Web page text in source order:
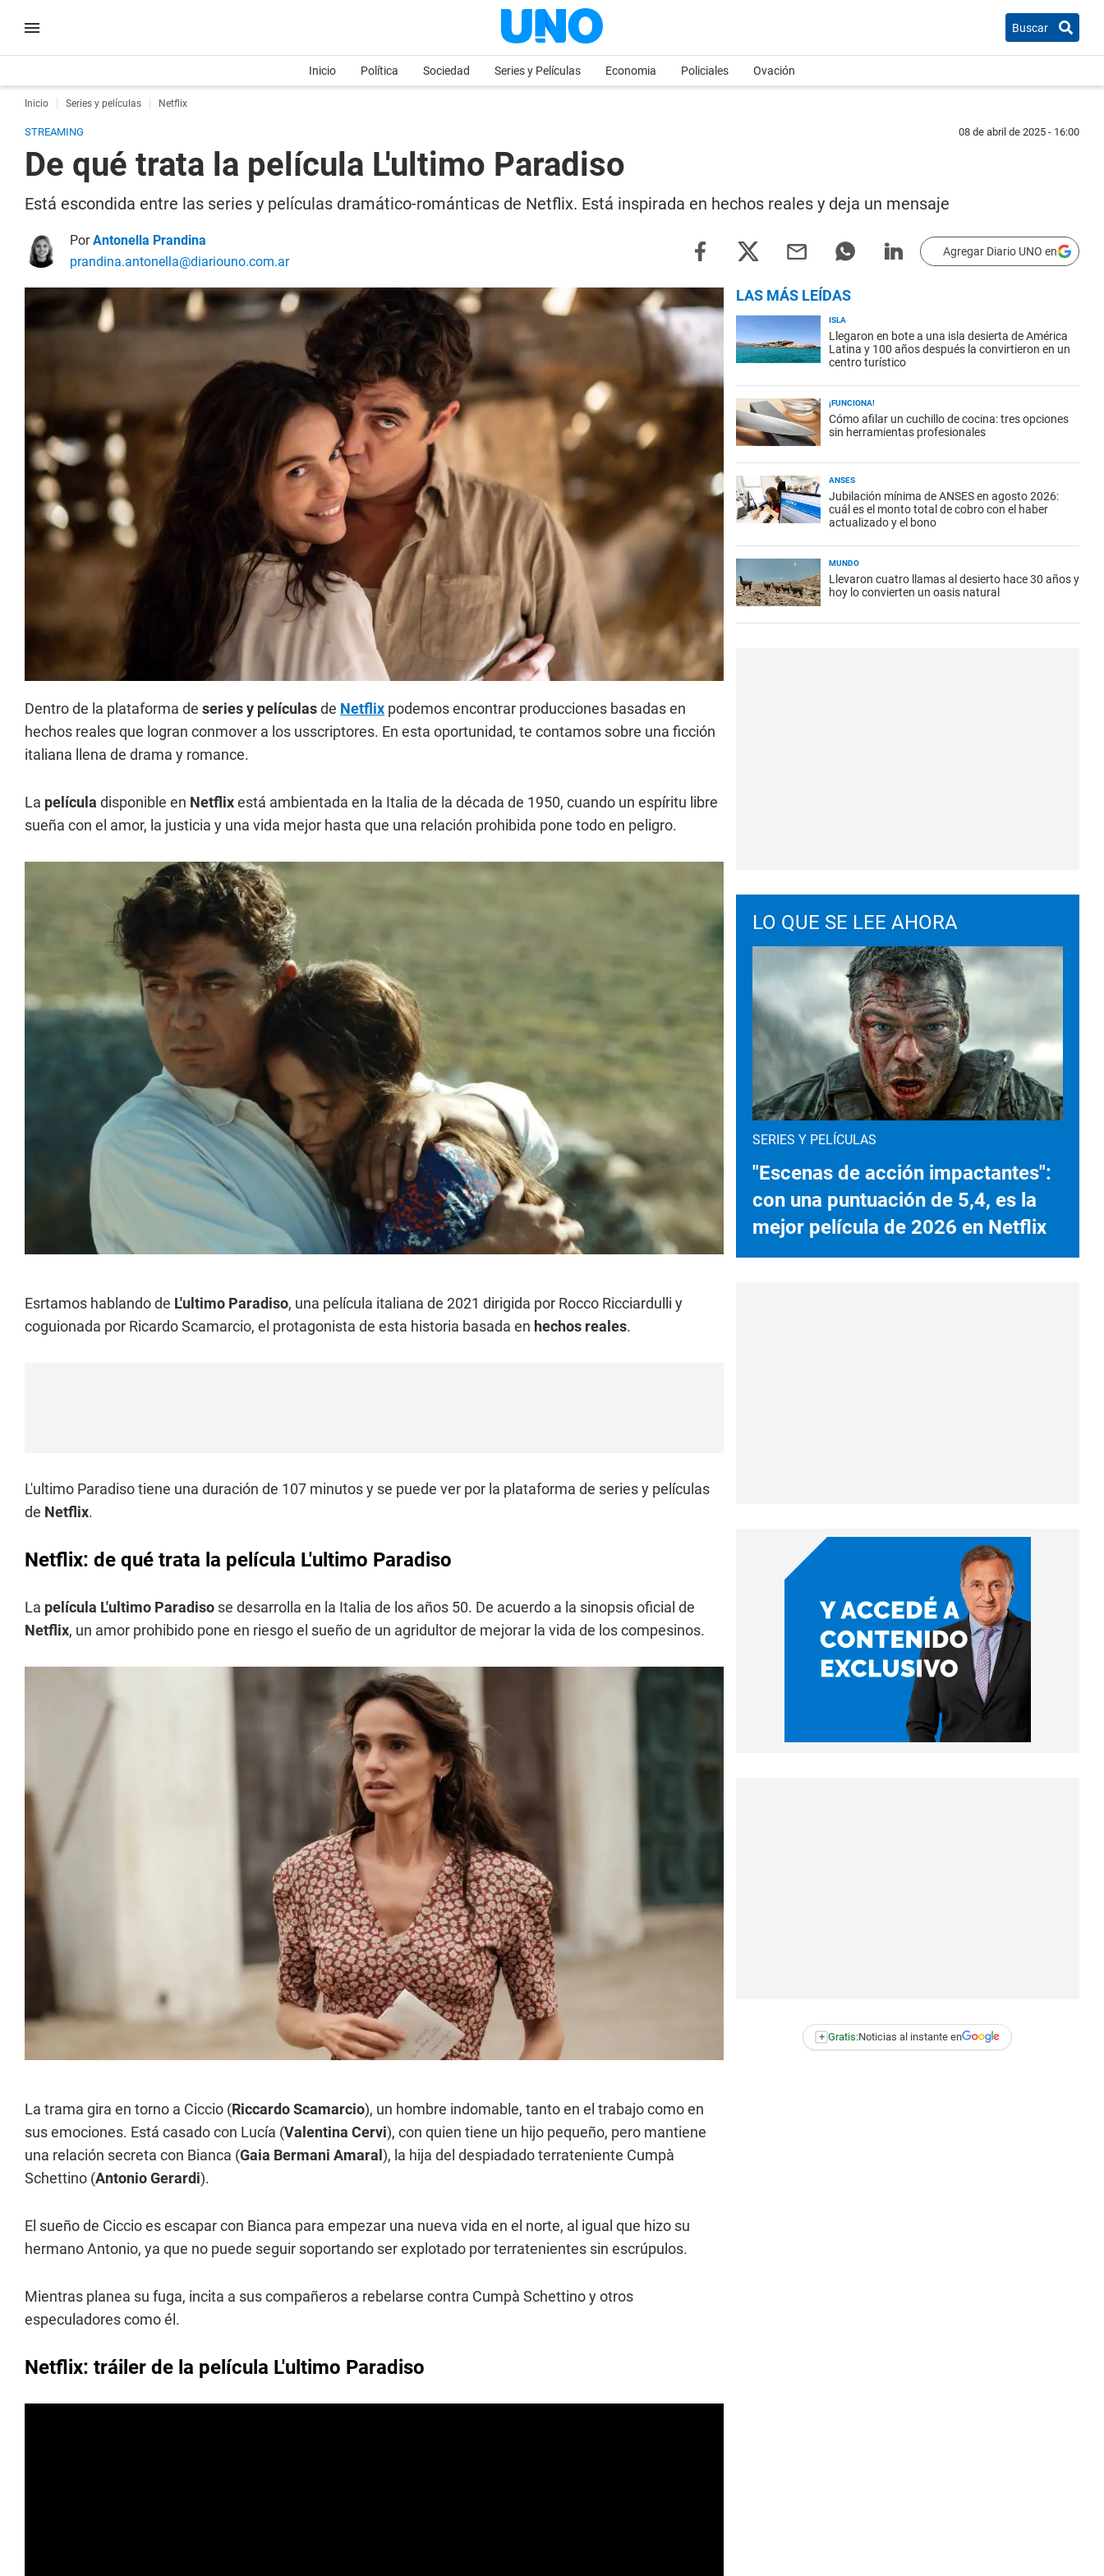
Buscar
Inicio Política Sociedad Series y Películas Economia Policiales Ovación
Inicio Series y películas Netflix
STREAMING 08 de abril de 2025 - 16:00
De qué trata la película L'ultimo Paradiso
Está escondida entre las series y películas dramático-románticas de Netflix. Está inspirada en hechos reales y deja un mensaje
PorAntonella Prandina
prandina.antonella@diariouno.com.ar
Agregar Diario UNO en
Dentro de la plataforma de series y películasde Netflix podemos encontrar producciones basadas en
hechos reales que logran conmover a los usscriptores. En esta oportunidad, te contamos sobre una ficción
italiana llena de drama y romance.
La película disponible en Netflixestá ambientada en la Italia de la década de 1950, cuando un espíritu libre
sueña con el amor, la justicia y una vida mejor hasta que una relación prohibida pone todo en peligro.
Esrtamos hablando de L'ultimo Paradiso, una película italiana de 2021 dirigida por Rocco Ricciardulli y
coguionada por Ricardo Scamarcio, el protagonista de esta historia basada en hechos reales.
L'ultimo Paradiso tiene una duración de 107 minutos y se puede ver por la plataforma de series y películas
de Netflix.
Netflix: de qué trata la película L'ultimo Paradiso
La película L'ultimo Paradiso se desarrolla en la Italia de los años 50. De acuerdo a la sinopsis oficial de
Netflix, un amor prohibido pone en riesgo el sueño de un agridultor de mejorar la vida de los compesinos.
La trama gira en torno a Ciccio (Riccardo Scamarcio), un hombre indomable, tanto en el trabajo como en
sus emociones. Está casado con Lucía (Valentina Cervi), con quien tiene un hijo pequeño, pero mantiene
una relación secreta con Bianca (Gaia Bermani Amaral ), la hija del despiadado terrateniente Cumpà
Schettino (Antonio Gerardi).
El sueño de Ciccio es escapar con Bianca para empezar una nueva vida en el norte, al igual que hizo su
hermano Antonio, ya que no puede seguir soportando ser explotado por terratenientes sin escrúpulos.
Mientras planea su fuga, incita a sus compañeros a rebelarse contra Cumpà Schettino y otros
especuladores como él.
Netflix: tráiler de la película L'ultimo Paradiso
LAS MÁS LEÍDAS
ISLA
Llegaron en bote a una isla desierta de América
Latina y 100 años después la convirtieron en un
centro turístico
¡FUNCIONA!
Cómo afilar un cuchillo de cocina: tres opciones
sin herramientas profesionales
ANSES
Jubilación mínima de ANSES en agosto 2026:
cuál es el monto total de cobro con el haber
actualizado y el bono
MUNDO
Llevaron cuatro llamas al desierto hace 30 años y
hoy lo convierten un oasis natural
LO QUE SE LEE AHORA
SERIES Y PELÍCULAS
"Escenas de acción impactantes":
con una puntuación de 5,4, es la
mejor película de 2026 en Netflix
+ Gratis:Noticias al instante en